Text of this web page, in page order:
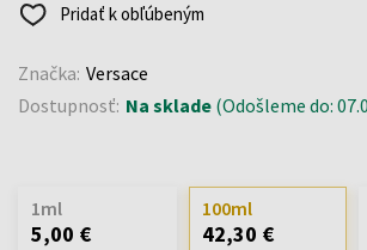
Pridať k obľúbeným
Značka: Versace
Dostupnosť: Na sklade (Odošleme do:
1ml
5,00 €
100ml
42,30 €